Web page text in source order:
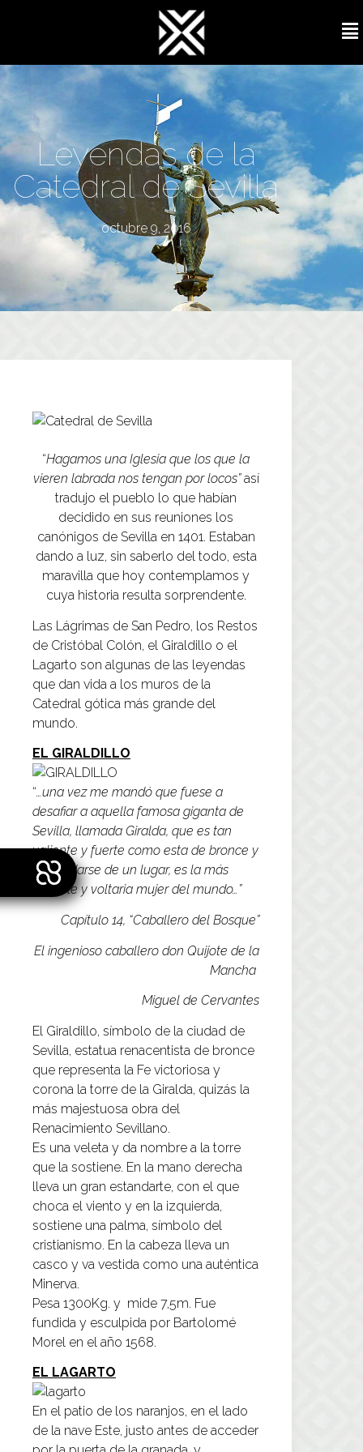
Leyendas de la
Catedral de Sevilla
octubre 9, 2016
“Hagamos una Iglesia que los que la
vieren labrada nos tengan por locos”así
tradujo el pueblo lo que habían
decidido en sus reuniones los
canónigos de Sevilla en 1401. Estaban
dando a luz, sin saberlo del todo, esta
maravilla que hoy contemplamos y
cuya historia resulta sorprendente.
Las Lágrimas de San Pedro, los Restos
de Cristóbal Colón, el Giraldillo o el
Lagarto son algunas de las leyendas
que dan vida a los muros de la
Catedral gótica más grande del
mundo.
EL GIRALDILLO
“…una vez me mandó que fuese a
desafiar a aquella famosa giganta de
Sevilla, llamada Giralda, que es tan
valiente y fuerte como esta de bronce y
sin mudarse de un lugar, es la más
movible y voltaria mujer del mundo…”
Capítulo 14, “Caballero del Bosque”
El ingenioso caballero don Quijote de la
Mancha
Miguel de Cervantes
El Giraldillo, símbolo de la ciudad de
Sevilla, estatua renacentista de bronce
que representa la Fe victoriosa y
corona la torre de la Giralda, quizás la
más majestuosa obra del
Renacimiento Sevillano.
Es una veleta y da nombre a la torre
que la sostiene. En la mano derecha
lleva un gran estandarte, con el que
choca el viento y en la izquierda,
sostiene una palma, símbolo del
cristianismo. En la cabeza lleva un
casco y va vestida como una auténtica
Minerva.
Pesa 1300Kg. y mide 7,5m. Fue
fundida y esculpida por Bartolomé
Morel en el año 1568.
EL LAGARTO
En el patio de los naranjos, en el lado
de la nave Este, justo antes de acceder